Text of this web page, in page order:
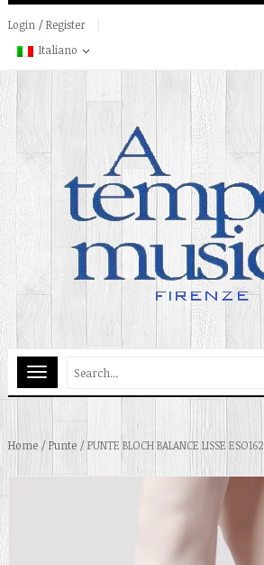
Login / Register
Italiano
Home /Punte / PUNTE BLOCH BALANCE LISSE ESO162